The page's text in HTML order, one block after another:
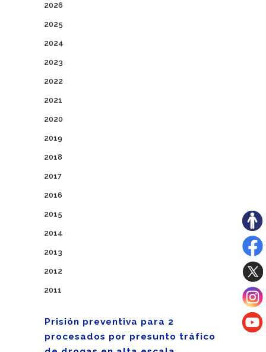
2026
2025
2024
2023
2022
2021
2020
2019
2018
2017
2016
2015
2014
2013
2012
2011
Prisión preventiva para 2
procesados por presunto tráfico